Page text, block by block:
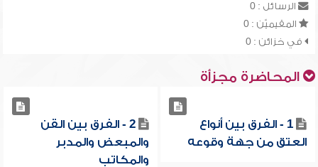
الرسائل : 0
المقيميّن : 0
في خزائن : 0
المحاضرة مجزأة
1 - الفرق بين أنواع
العتق من جهة وقوعه
2 - الفرق بين القن
والمبعض والمدبر
والمكاتب